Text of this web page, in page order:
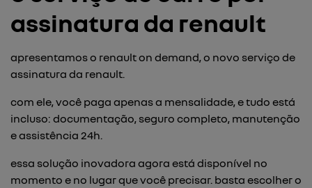
assinatura da renault
apresentamos o renault on demand, o novo serviço de
assinatura da renault.
com ele, você paga apenas a mensalidade, e tudo está
incluso: documentação, seguro completo, manutenção
e assistência 24h.
essa solução inovadora agora está disponível no
momento e no lugar que você precisar. basta escolher o